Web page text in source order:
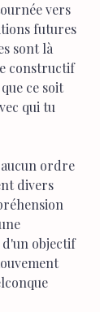
vers
futures
sont là
constructif
ce soit
qui tu
ordre
divers
objectif